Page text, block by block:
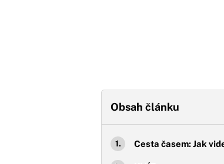
Obsah článku
Cesta časem: Jak